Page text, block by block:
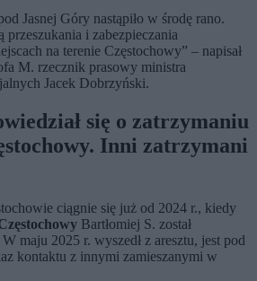
Jasnej Góry nastąpiło w środę rano.
przeszukania i zabezpieczania
na terenie Częstochowy” – napisał
M. rzecznik prasowy ministra
Jacek Dobrzyński.
się o zatrzymaniu
Inni zatrzymani
ciągnie się już od 2024 r., kiedy
Bartłomiej S. został
maju 2025 r. wyszedł z aresztu, jest pod
kontaktu z innymi zamieszanymi w